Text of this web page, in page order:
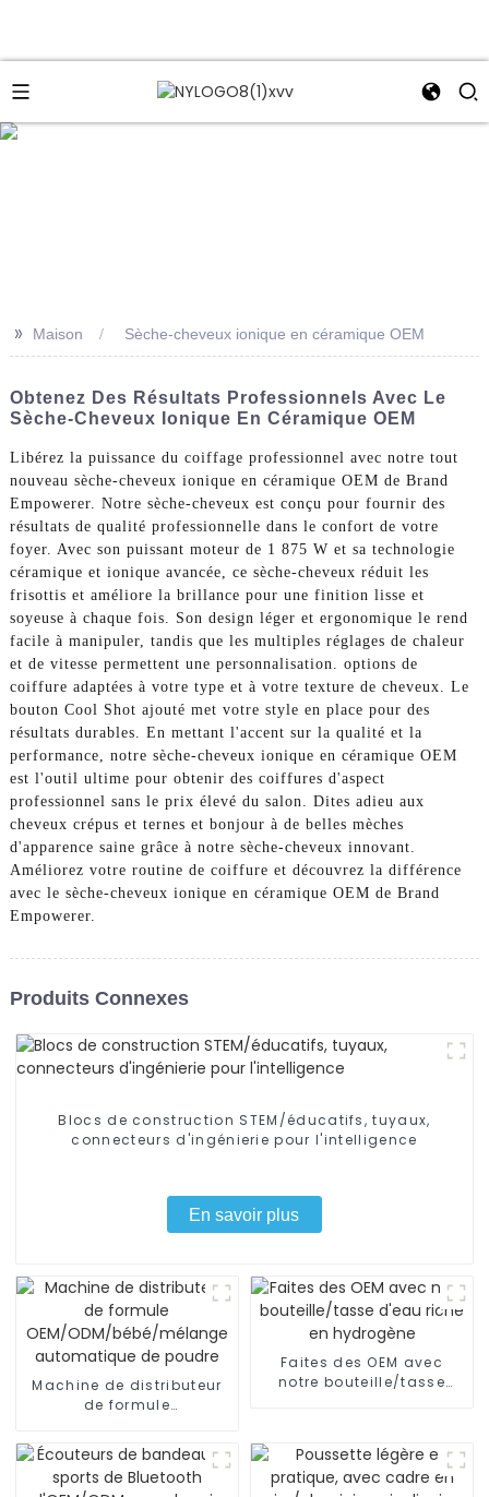
>> Maison Sèche-cheveux ionique en céramique OEM
Obtenez Des Résultats Professionnels Avec Le
Sèche-Cheveux Ionique En Céramique OEM
Libérez la puissance du coiffage professionnel avec notre tout
nouveau sèche-cheveux ionique en céramique OEM de Brand
Empowerer. Notre sèche-cheveux est conçu pour fournir des
résultats de qualité professionnelle dans le confort de votre
foyer. Avec son puissant moteur de 1 875 W et sa technologie
céramique et ionique avancée, ce sèche-cheveux réduit les
frisottis et améliore la brillance pour une finition lisse et
soyeuse à chaque fois. Son design léger et ergonomique le rend
facile à manipuler, tandis que les multiples réglages de chaleur
et de vitesse permettent une personnalisation. options de
coiffure adaptées à votre type et à votre texture de cheveux. Le
bouton Cool Shot ajouté met votre style en place pour des
résultats durables. En mettant l'accent sur la qualité et la
performance, notre sèche-cheveux ionique en céramique OEM
est l'outil ultime pour obtenir des coiffures d'aspect
professionnel sans le prix élevé du salon. Dites adieu aux
cheveux crépus et ternes et bonjour à de belles mèches
d'apparence saine grâce à notre sèche-cheveux innovant.
Améliorez votre routine de coiffure et découvrez la différence
avec le sèche-cheveux ionique en céramique OEM de Brand
Empowerer.
Produits Connexes
Blocs de construction STEM/éducatifs, tuyaux,
connecteurs d'ingénierie pour l'intelligence
En savoir plus
Machine de distributeur
de formule
automatique de poudre
Faites des OEM avec
notre bouteille/tasse